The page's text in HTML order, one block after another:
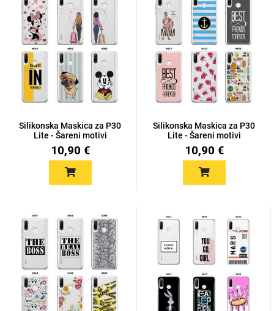
Silikonska Maskica za P30
Lite - Šareni motivi
10,90 €
Silikonska Maskica za P30
Lite - Šareni motivi
10,90 €